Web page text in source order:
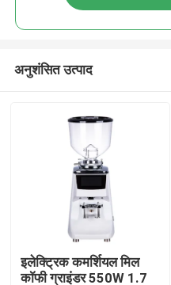
अनुशंसित उत्पाद
इलेक्ट्रिक कमर्शियल मिल
कॉफी ग्राइंडर 550W 1.7